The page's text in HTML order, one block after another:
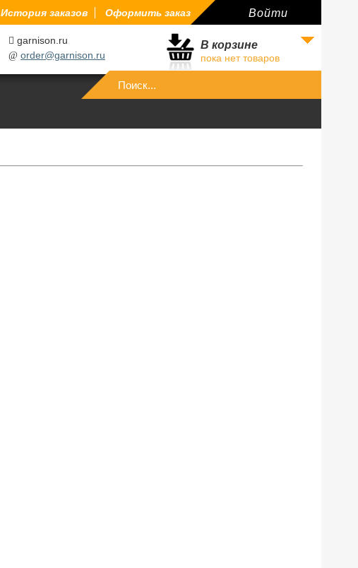
Войти
История заказов Оформить заказ
 garnison.ru
@ order@garnison.ru
В корзине
пока нет товаров